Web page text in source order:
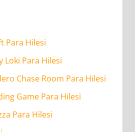
Para Hilesi
Loki Para Hilesi
Chase Room Para Hilesi
Game Para Hilesi
Para Hilesi